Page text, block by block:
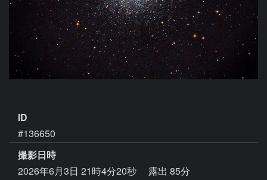
ID
#136650
撮影日時
2026年6月3日 21時4分20秒
露出 85分